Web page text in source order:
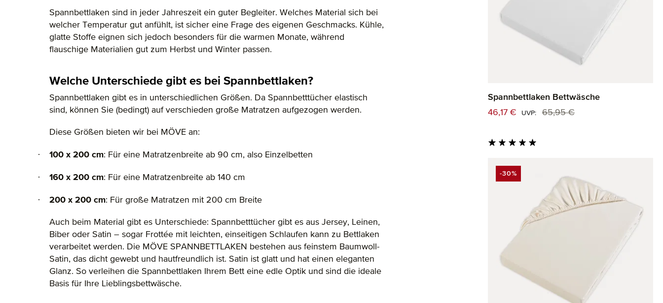
Spannbettlaken Bettwäsche
Verkaufspreis:
46,17 € UVP: Regulärer Preis:
65,95 €
RABATT
-30%
Spannbettlaken sind in jeder Jahreszeit ein guter Begleiter. Welches Material sich bei
welcher Temperatur gut anfühlt, ist sicher eine Frage des eigenen Geschmacks. Kühle,
glatte Stoffe eignen sich jedoch besonders für die warmen Monate, während
flauschige Materialien gut zum Herbst und Winter passen.
Welche Unterschiede gibt es bei Spannbettlaken?
Spannbettlaken gibt es in unterschiedlichen Größen. Da Spannbetttücher elastisch
sind, können Sie (bedingt) auf verschieden große Matratzen aufgezogen werden.
Diese Größen bieten wir bei MÖVE an:
· 100 x 200 cm: Für eine Matratzenbreite ab 90 cm, also Einzelbetten
· 160 x 200 cm: Für eine Matratzenbreite ab 140 cm
· 200 x 200 cm: Für große Matratzen mit 200 cm Breite
Auch beim Material gibt es Unterschiede: Spannbetttücher gibt es aus Jersey, Leinen,
Biber oder Satin – sogar Frottée mit leichten, einseitigen Schlaufen kann zu Bettlaken
verarbeitet werden. Die MÖVE SPANNBETTLAKEN bestehen aus feinstem Baumwoll-
Satin, das dicht gewebt und hautfreundlich ist. Satin ist glatt und hat einen eleganten
Glanz. So verleihen die Spannbettlaken Ihrem Bett eine edle Optik und sind die ideale
Basis für Ihre Lieblingsbettwäsche.